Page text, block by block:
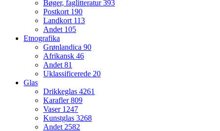
Bøger, faglitteratur393
Postkort 190
Landkort 113
Andet 105
Etnografika
Grønlandica 90
Afrikansk 46
Andet 81
Uklassificerede 20
Glas
Drikkeglas 4261
Karafler809
Vaser 1247
Kunstglas 3268
Andet 2582